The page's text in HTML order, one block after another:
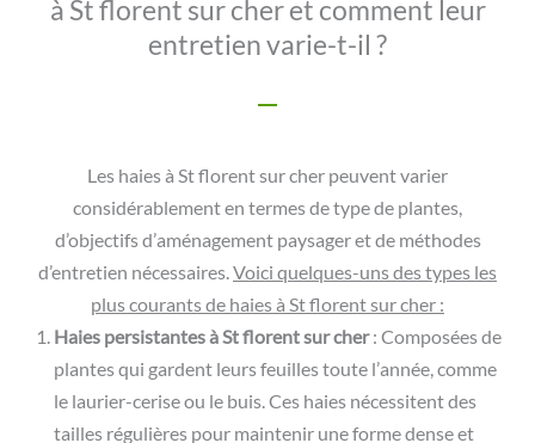
à St florent sur cher et comment leur
entretien varie-t-il ?
Les haies à St florent sur cher peuvent varier
considérablement en termes de type de plantes,
d’objectifs d’aménagement paysager et de méthodes
d’entretien nécessaires.Voici quelques-uns des types les
plus courants de haies à St florent sur cher :
Haies persistantesà St florent sur cher: Composées de
plantes qui gardent leurs feuilles toute l’année, comme
le laurier-cerise ou le buis. Ces haies nécessitent des
tailles régulières pour maintenir une forme dense et